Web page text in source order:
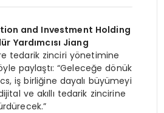
and Investment Holding
Yardımcısı Jiang
tedarik zinciri yönetimine
paylaştı: “Geleceğe dönük
iş birliğine dayalı büyümeyi
ve akıllı tedarik zincirine